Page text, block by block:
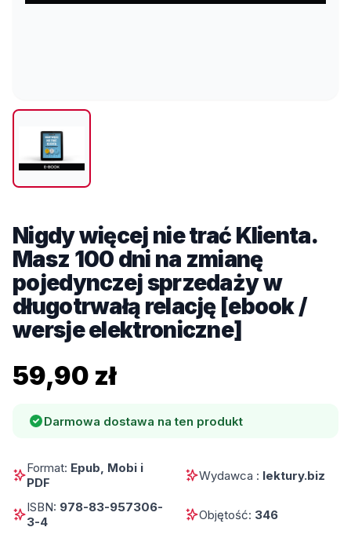
Nigdy więcej nie trać Klienta.
Masz 100 dni na zmianę
pojedynczej sprzedaży w
długotrwałą relację [ebook /
wersje elektroniczne]
59,90 zł
Darmowa dostawa na ten produkt
Format: Epub, Mobi i
PDF
Wydawca : lektury.biz
ISBN: 978-83-957306-
3-4
Objętość: 346